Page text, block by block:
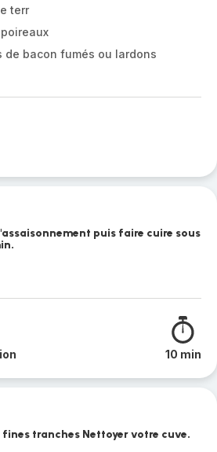
terr
de bacon fumés ou lardons
puis faire cuire sous
10 min
fines tranches Nettoyer votre cuve.